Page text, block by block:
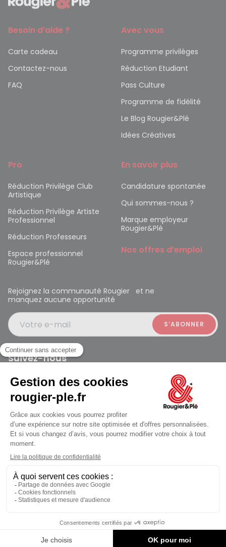
jusqu'au Vendredi à 10:00
Besoin d’aide ?
Carte cadeau
Contactez-nous
FAQ
Avec vous
Programme privilèges
Réduction Etudiant
Pass Culture
Programme de fidélité
Le Blog Rougier&Plé
Idées Créatives
Pro
Réduction Privilège Club
Artistique
Réduction Privilège Artiste
Professionnel
Réduction Professeurs
Espace professionnel
Rougier&Plé
En savoir plus
Candidature spontanée
Qui sommes-nous ?
Marque employeur
Rougier&Plé
Nos offres d’emploi
Rejoignez la communauté Rougier et ne
manquez aucune opportunité
Votre e-mail
Suivez-nous
Rougier et Plé 2024 Copyright
Mentions légales
Conditions générales des ventes
Données personnelles
Paiement sécurisé